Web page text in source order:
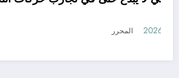
أغسطس 6, 2026